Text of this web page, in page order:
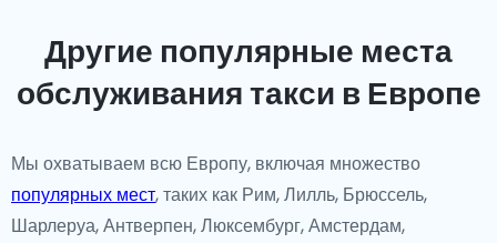
Другие популярные места
обслуживания такси в Европе
Мы охватываем всю Европу, включая множество
популярных мест, таких как Рим, Лилль, Брюссель,
Шарлеруа, Антверпен, Люксембург, Амстердам,